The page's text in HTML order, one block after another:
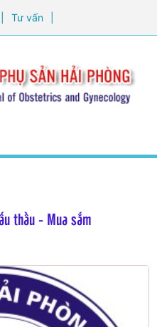
Tư vấn
thầu - Mua sắm